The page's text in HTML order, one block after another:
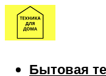
Бытовая